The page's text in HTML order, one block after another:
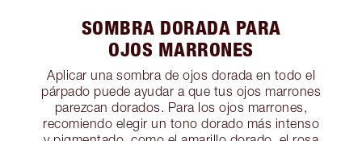
SOMBRA DORADA PARA
OJOS MARRONES
Aplicar una sombra de ojos dorada en todo el
párpado puede ayudar a que tus ojos marrones
parezcan dorados. Para los ojos marrones,
recomiendo elegir un tono dorado más intenso